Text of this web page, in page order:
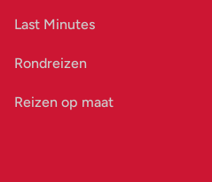
Last Minutes
Rondreizen
Reizen op maat